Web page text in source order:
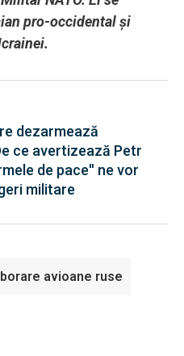
pro-occidental și
dezarmează
ce avertizează Petr
de pace'' ne vor
militare
avioane ruse